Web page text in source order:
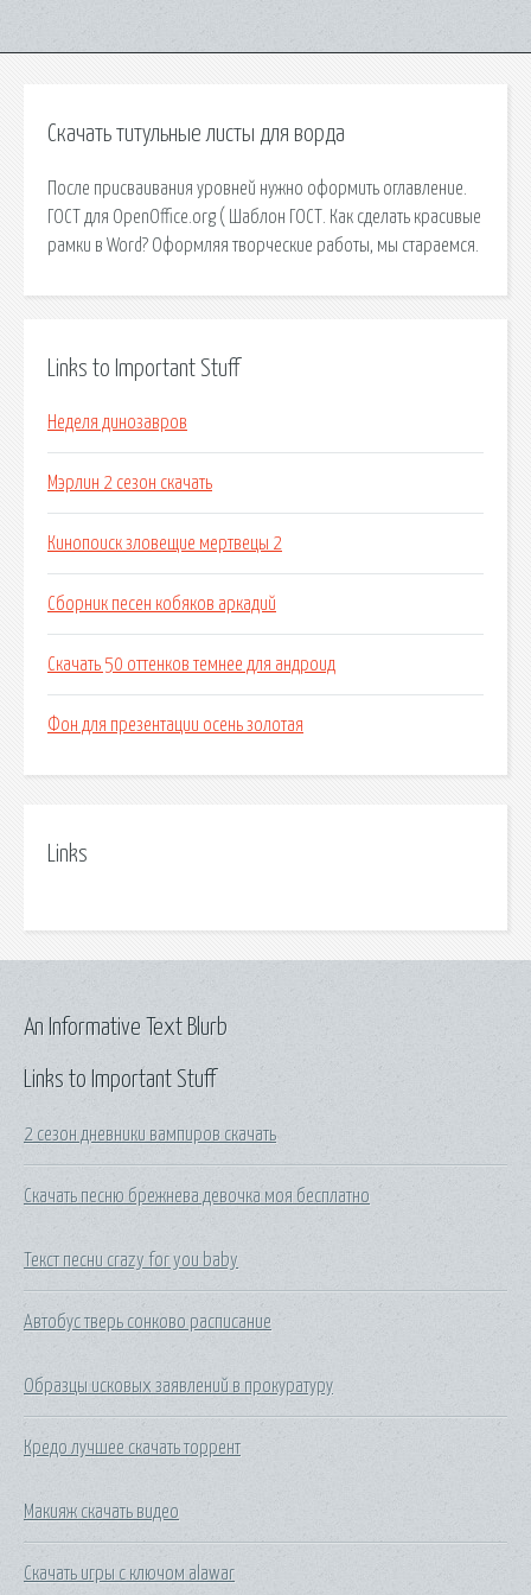
Скачать титульные листы для ворда
После присваивания уровней нужно оформить оглавление.
ГОСТ для OpenOffice.org ( Шаблон ГОСТ. Как сделать красивые
рамки в Word? Оформляя творческие работы, мы стараемся.
Links to Important Stuff
Неделя динозавров
Мэрлин 2 сезон скачать
Кинопоиск зловещие мертвецы 2
Сборник песен кобяков аркадий
Скачать 50 оттенков темнее для андроид
Фон для презентации осень золотая
Links
Links to Important Stuff
2 сезон дневники вампиров скачать
Скачать песню брежнева девочка моя бесплатно
Текст песни crazy for you baby
Автобус тверь сонково расписание
Образцы исковых заявлений в прокуратуру
Кредо лучшее скачать торрент
Макияж скачать видео
Скачать игры с ключом alawar
An Informative Text Blurb